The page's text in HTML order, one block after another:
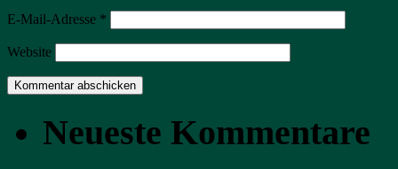
E-Mail-Adresse *
Website
Neueste Kommentare